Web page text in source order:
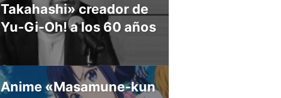
Takahashi» creador de
Yu-Gi-Oh! a los 60 años
Anime «Masamune-kun